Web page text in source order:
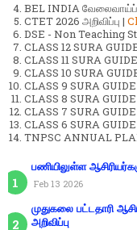
BEL INDIA வேலைவாய்ப்பு
CTET 2026 அறிவிப்பு |
DSE - Non Teaching
CLASS 12 SURA
CLASS 11 SURA
CLASS 10 SURA
CLASS 9 SURA
CLASS 8 SURA
CLASS 7 SURA
CLASS 6 SURA
TNPSC ANNUAL
பணியிலுள்ள
Feb 13 2026
முதுகலை பட்டதாரி
அறிவிப்பு